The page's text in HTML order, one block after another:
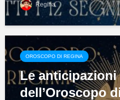
Regina
OROSCOPO DI REGINA
Le anticipazioni
dell’Oroscopo